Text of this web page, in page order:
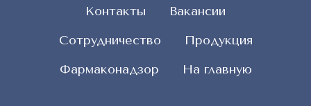
Контакты
Вакансии
Сотрудничество
Продукция
Фармаконадзор
На главную